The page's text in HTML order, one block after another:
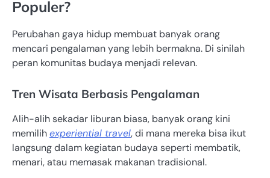
Populer?
Perubahan gaya hidup membuat banyak orang
mencari pengalaman yang lebih bermakna. Di sinilah
peran komunitas budaya menjadi relevan.
Tren Wisata Berbasis Pengalaman
Alih-alih sekadar liburan biasa, banyak orang kini
memilihexperiential travel, di mana mereka bisa ikut
langsung dalam kegiatan budaya seperti membatik,
menari, atau memasak makanan tradisional.